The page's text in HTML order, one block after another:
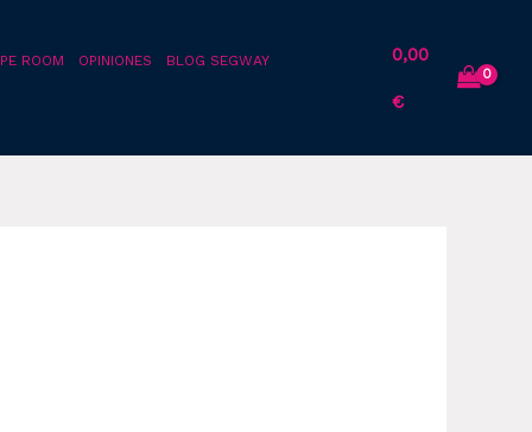
ROOM OPINIONES BLOG SEGWAY 0,00
€